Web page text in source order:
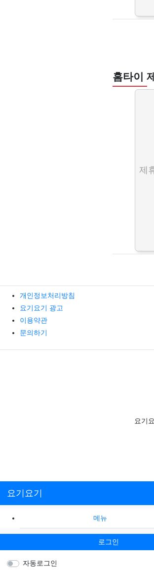
홈타이
제
개인정보처리방침
요기요기 광고
이용약관
문의하기
요기
요기요기
메뉴
로그인
자동로그인